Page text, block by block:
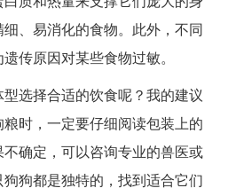
、易消化的食物。此外，不同
传原因对某些食物过敏。
选择合适的饮食呢？我的建议
时，一定要仔细阅读包装上的
确定，可以咨询专业的兽医或
狗都是独特的，找到适合它们